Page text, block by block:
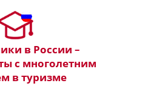
в России –
с многолетним
в туризме